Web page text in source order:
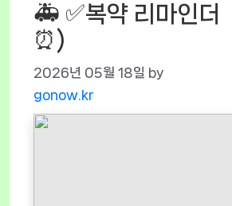
🚑 ✅복약 리마인더
⏰)
2026년 05월 18일 by
gonow.kr